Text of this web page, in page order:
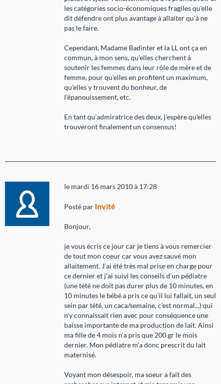
les catégories socio-économiques fragiles qu'elle
dit défendre ont plus avantage à allaiter qu'à ne
pas le faire.
Cependant, Madame Badinter et la LL ont ça en
commun, à mon sens, qu'elles cherchent à
soutenir les femmes dans leur rôle de mère et de
femme, pour qu'elles en profitent un maximum,
qu'elles y trouvent du bonheur, de
l'épanouissement, etc.
En tant qu'admiratrice des deux, j'espère qu'elles
trouveront finalement un consensus!
le mardi 16 mars 2010 à 17:28
Posté par Invité
Bonjour,
je vous écris ce jour car je tiens à vous remercier
de tout mon coeur car vous avez sauvé mon
allaitement. J'ai été très mal prise en charge pour
ce dernier et j'ai suivi les conseils d'un pédiatre
(une tété ne doit pas durer plus de 10 minutes, en
10 minutes le bébé a pris ce qu'il lui fallait, un seul
sein par tété, un caca/semaine, c'est normal...) qui
n'y connaissait rien avec pour conséquence une
baisse importante de ma production de lait. Ainsi
ma fille de 4 mois n'a pris que 200 gr le mois
dernier. Mon pédiatre m'a donc prescrit du lait
maternisé.
Voyant mon désespoir, ma soeur a fait des